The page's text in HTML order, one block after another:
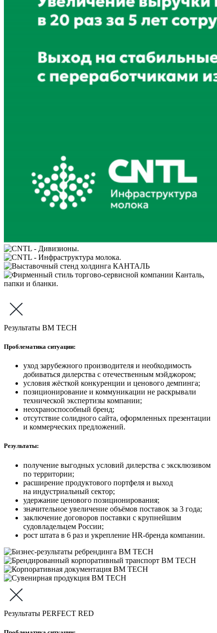
Результаты BM TECH
Проблематика ситуации:
уход зарубежного производителя и необходимость
добиваться дилерства с отечественным мэйджором;
условия жёсткой конкуренции и ценового демпинга;
позиционирование и коммуникации не раскрывали
технической экспертизы компании;
неохраноспособный бренд;
отсутствие солидного сайта, оформленных презентации
и коммерческих предложений.
Результаты:
получение выгодных условий дилерства с эксклюзивом
по территории;
расширение продуктового портфеля и выход
на индустриальный сектор;
удержание ценового позиционирования;
значительное увеличение объёмов поставок за 3 года;
заключение договоров поставки с крупнейшим
судовладельцем России;
рост штата в 6 раз и укрепление HR-бренда компании.
Результаты PERFECT RED